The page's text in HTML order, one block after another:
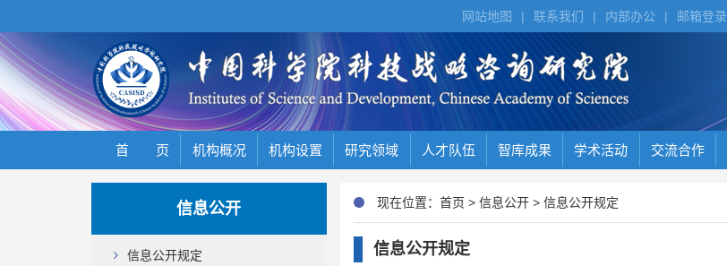
邮箱登录
|
内部办公
|
联系我们
|
网站地图
首 页 机构概况 机构设置 研究领域 人才队伍 智库成果 学术活动 交流合作
信息公开
信息公开规定
现在位置： 首页 > 信息公开> 信息公开规定
信息公开规定